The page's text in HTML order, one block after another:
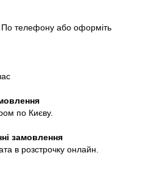
телефону або оформіть
по Києву.
замовлення
в розстрочку онлайн.